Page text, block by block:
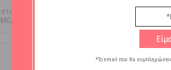
τριχωτό, κάνοντας απαλό μασάζ με τα
ΑΝΩ ΤΩΝ 14
*Το email που θα συμπληρώσεις